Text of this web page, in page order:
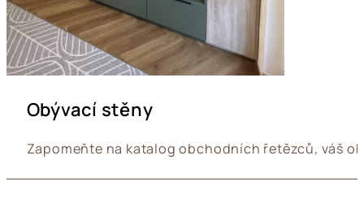
Obývací stěny
Zapomeňte na katalog obchodních řetězců, váš